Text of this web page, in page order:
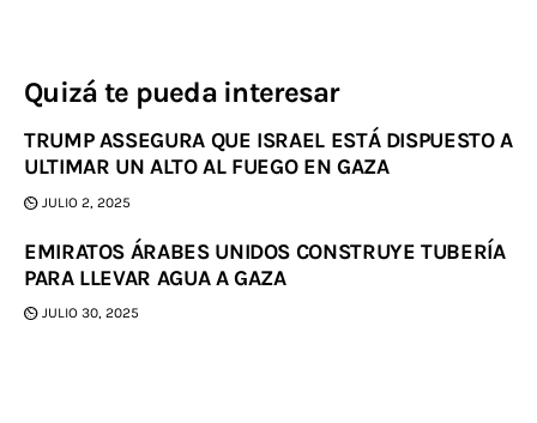
Quizá te pueda interesar
TRUMP ASSEGURA QUE ISRAEL ESTÁ DISPUESTO A
ULTIMAR UN ALTO AL FUEGO EN GAZA
JULIO 2, 2025
EMIRATOS ÁRABES UNIDOS CONSTRUYE TUBERÍA
PARA LLEVAR AGUA A GAZA
JULIO 30, 2025